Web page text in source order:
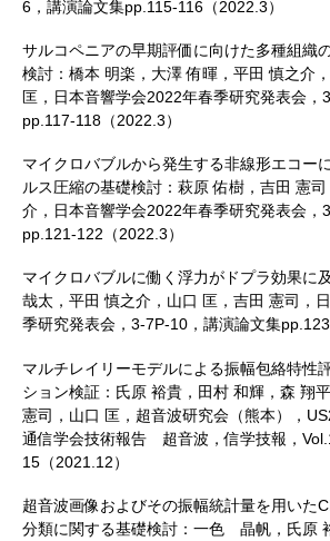
6，講演論文集pp.115-116（2022.3）
サルコペニアの早期評価に向けた多種組織
検討：橋本 明楽，大澤 侑暉，平田 慎之介
匡，日本音響学会2022年春季研究発表会，
pp.117-118（2022.3）
マイクロバブルから発生する非線形エコー
ルス圧縮の基礎検討：萩原 佑樹，吉田 憲
介，日本音響学会2022年春季研究発表会，
pp.121-122（2022.3）
マイクロバブルに働く浮力がドプラ効果に
哉太，平田 慎之介，山口 匡，吉田 憲司，
季研究発表会，3-7P-10，講演論文集
マルチレイリーモデルによる振幅包絡特性
ション検証：氏原 裕貴，田村 和輝，森 翔
憲司，山口 匡，超音波研究会（熊本），
通信学会技術報告 超音波，信学技報，
15（2021.12）
超音波画像およびその振幅統計量を用いた
分類に関する基礎検討：一色 晶帆，氏原